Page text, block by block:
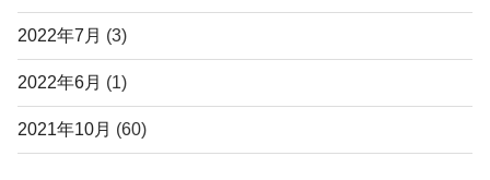
2022年7月 (3)
2022年6月 (1)
2021年10月 (60)